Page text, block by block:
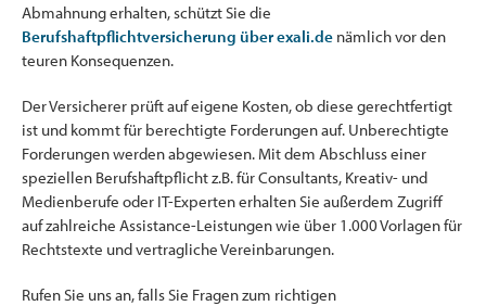
Abmahnung erhalten, schützt Sie die
Berufshaftpflichtversicherung über exali.de nämlich vor den
teuren Konsequenzen.
Der Versicherer prüft auf eigene Kosten, ob diese gerechtfertigt
ist und kommt für berechtigte Forderungen auf. Unberechtigte
Forderungen werden abgewiesen. Mit dem Abschluss einer
speziellen Berufshaftpflicht z.B. für Consultants, Kreativ- und
Medienberufe oder IT-Experten erhalten Sie außerdem Zugriff
auf zahlreiche Assistance-Leistungen wie über 1.000 Vorlagen für
Rechtstexte und vertragliche Vereinbarungen.
Rufen Sie uns an, falls Sie Fragen zum richtigen